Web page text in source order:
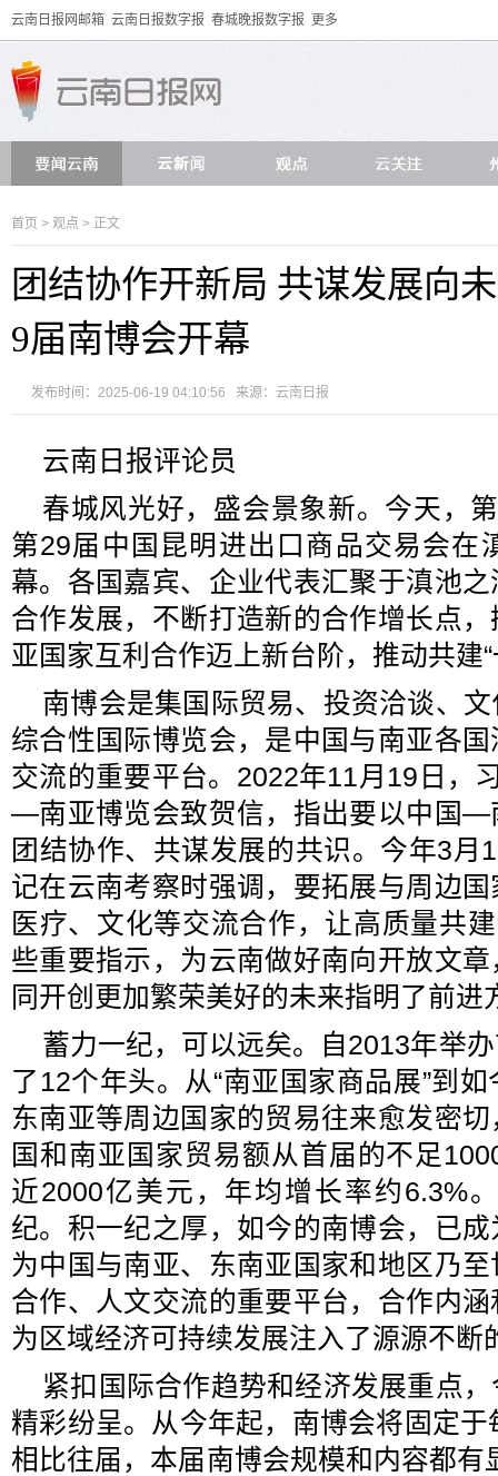
云南日报网邮箱 云南日报数字报 春城晚报数字报 更多
首页 > 观点 > 正文
团结协作开新局 共谋发展向
9届南博会开幕
发布时间：2025-06-19 04:10:56 来源： 云南日报
云南日报评论员
春城风光好，盛会景象新。今天，
第29届中国昆明进出口商品交易会在
幕。各国嘉宾、企业代表汇聚于滇池
合作发展，不断打造新的合作增长点
亚国家互利合作迈上新台阶，推动共建
南博会是集国际贸易、投资洽谈、
综合性国际博览会，是中国与南亚各
交流的重要平台。2022年11月19日，
—南亚博览会致贺信，指出要以中国—
团结协作、共谋发展的共识。今年3月
记在云南考察时强调，要拓展与周边
医疗、文化等交流合作，让高质量共
些重要指示，为云南做好南向开放文
同开创更加繁荣美好的未来指明了前
蓄力一纪，可以远矣。自2013年举
了12个年头。从“南亚国家商品展”到
东南亚等周边国家的贸易往来愈发密
国和南亚国家贸易额从首届的不足
近2000亿美元，年均增长率约6.3%
纪。积一纪之厚，如今的南博会，已
为中国与南亚、东南亚国家和地区乃
合作、人文交流的重要平台，合作内
为区域经济可持续发展注入了源源不断
紧扣国际合作趋势和经济发展重点
精彩纷呈。从今年起，南博会将固定
相比往届，本届南博会规模和内容都有